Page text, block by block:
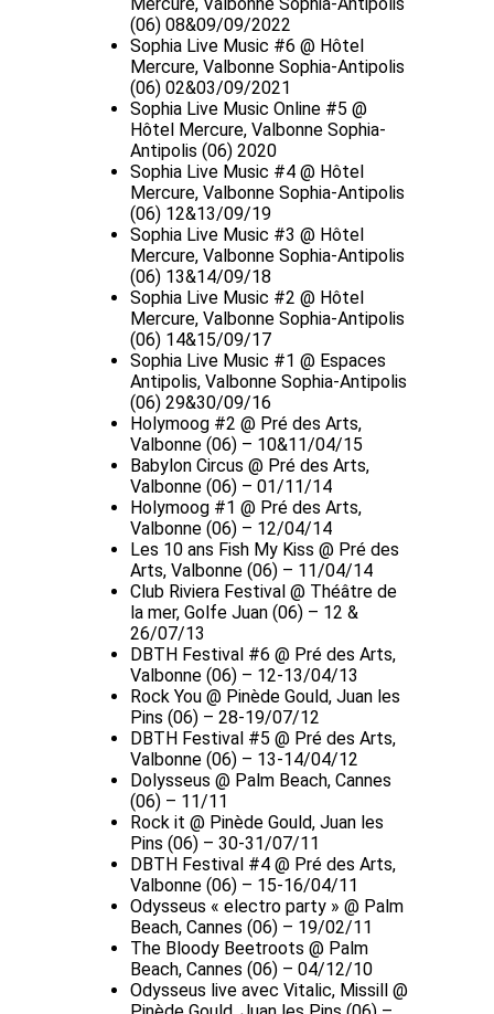
(06) 08&09/09/2022
Sophia Live Music #6 @ Hôtel
Mercure, Valbonne Sophia-Antipolis
(06) 02&03/09/2021
Sophia Live Music Online #5 @
Hôtel Mercure, Valbonne Sophia-
Antipolis (06) 2020
Sophia Live Music #4 @ Hôtel
Mercure, Valbonne Sophia-Antipolis
(06) 12&13/09/19
Sophia Live Music #3 @ Hôtel
Mercure, Valbonne Sophia-Antipolis
(06) 13&14/09/18
Sophia Live Music #2 @ Hôtel
Mercure, Valbonne Sophia-Antipolis
(06) 14&15/09/17
Sophia Live Music #1 @ Espaces
Antipolis, Valbonne Sophia-Antipolis
(06) 29&30/09/16
Holymoog #2 @ Pré des Arts,
Valbonne (06) – 10&11/04/15
Babylon Circus @ Pré des Arts,
Valbonne (06) – 01/11/14
Holymoog #1 @ Pré des Arts,
Valbonne (06) – 12/04/14
Les 10 ans Fish My Kiss @ Pré des
Arts, Valbonne (06) – 11/04/14
Club Riviera Festival @ Théâtre de
la mer, Golfe Juan (06) – 12 &
26/07/13
DBTH Festival #6 @ Pré des Arts,
Valbonne (06) – 12-13/04/13
Rock You @ Pinède Gould, Juan les
Pins (06) – 28-19/07/12
DBTH Festival #5 @ Pré des Arts,
Valbonne (06) – 13-14/04/12
Dolysseus @ Palm Beach, Cannes
(06) – 11/11
Rock it @ Pinède Gould, Juan les
Pins (06) – 30-31/07/11
DBTH Festival #4 @ Pré des Arts,
Valbonne (06) – 15-16/04/11
Odysseus « electro party » @ Palm
Beach, Cannes (06) – 19/02/11
The Bloody Beetroots @ Palm
Beach, Cannes (06) – 04/12/10
Odysseus live avec Vitalic, Missill @